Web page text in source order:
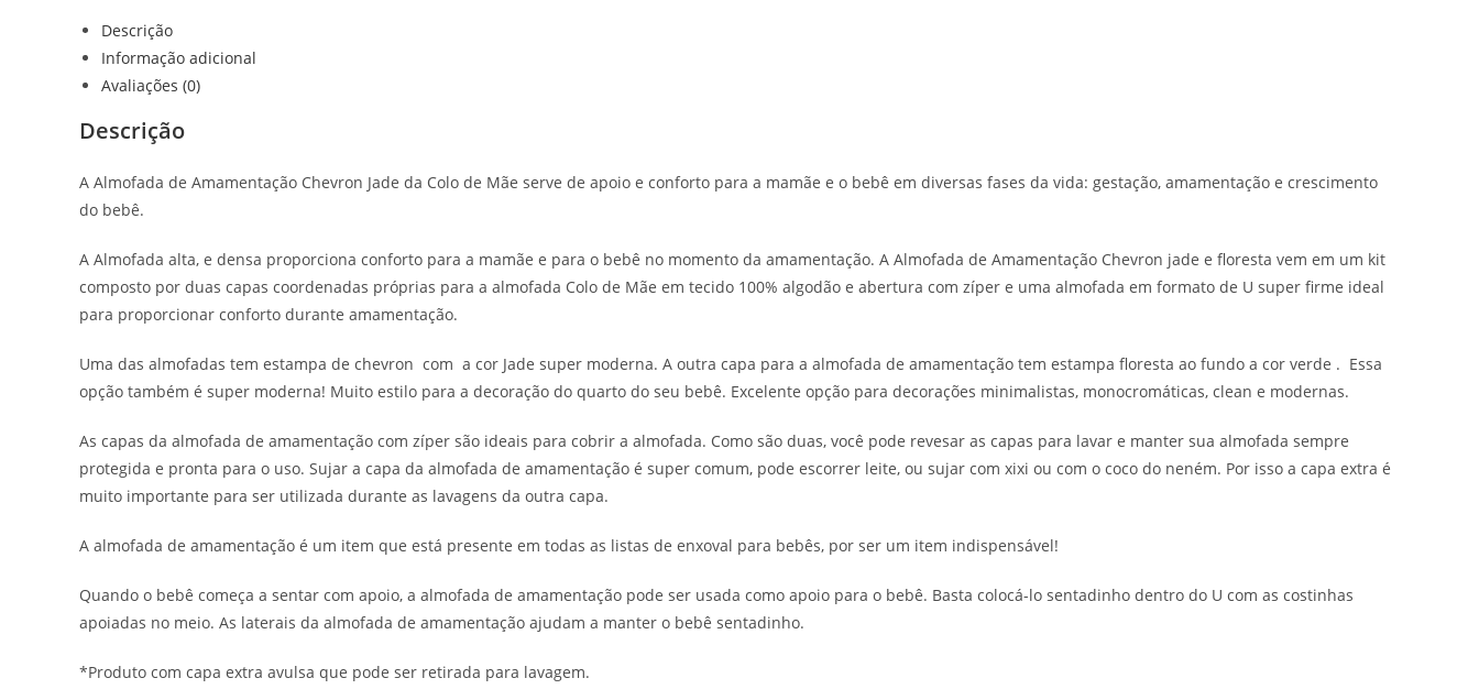
Descrição
Informação adicional
Avaliações (0)
Descrição
A Almofada de Amamentação Chevron Jade da Colo de Mãe serve de apoio e conforto para a mamãe e o bebê em diversas fases da vida: gestação, amamentação e crescimento
do bebê.
A Almofada alta, e densa proporciona conforto para a mamãe e para o bebê no momento da amamentação. A Almofada de Amamentação Chevron jade e floresta vem em um kit
composto por duas capas coordenadas próprias para a almofada Colo de Mãe em tecido 100% algodão e abertura com zíper e uma almofada em formato de U super firme ideal
para proporcionar conforto durante amamentação.
Uma das almofadas tem estampa de chevron com a cor Jade super moderna. A outra capa para a almofada de amamentação tem estampa floresta ao fundo a cor verde . Essa
opção também é super moderna! Muito estilo para a decoração do quarto do seu bebê. Excelente opção para decorações minimalistas, monocromáticas, clean e modernas.
As capas da almofada de amamentação com zíper são ideais para cobrir a almofada. Como são duas, você pode revesar as capas para lavar e manter sua almofada sempre
protegida e pronta para o uso. Sujar a capa da almofada de amamentação é super comum, pode escorrer leite, ou sujar com xixi ou com o coco do neném. Por isso a capa extra é
muito importante para ser utilizada durante as lavagens da outra capa.
A almofada de amamentação é um item que está presente em todas as listas de enxoval para bebês, por ser um item indispensável!
Quando o bebê começa a sentar com apoio, a almofada de amamentação pode ser usada como apoio para o bebê. Basta colocá-lo sentadinho dentro do U com as costinhas
apoiadas no meio. As laterais da almofada de amamentação ajudam a manter o bebê sentadinho.
*Produto com capa extra avulsa que pode ser retirada para lavagem.